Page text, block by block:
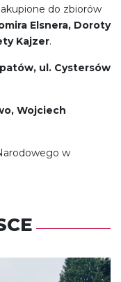
do zbiorów
Elsnera, Doroty
Kajzer.
ul. Cystersów
Wojciech
w